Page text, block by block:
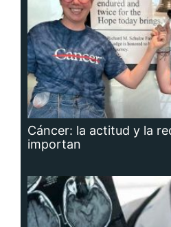
Cáncer: la actitud y la
importan